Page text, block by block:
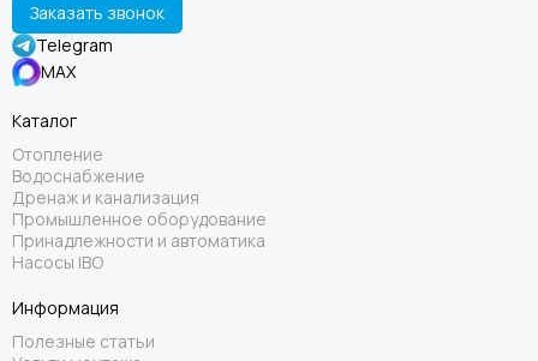
Заказать звонок
Telegram
MAX
Каталог
Отопление
Водоснабжение
Дренаж и канализация
Промышленное оборудование
Принадлежности и автоматика
Насосы IBO
Информация
Полезные статьи